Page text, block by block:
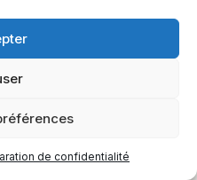
de confidentialité
9e Avenue, Montréal (QC)